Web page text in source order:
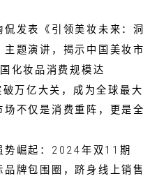
发表《引领美妆未来：洞
题演讲，揭示中国美妆市
化妆品消费规模达
万亿大关，成为全球最大
不仅是消费重阵，更是全
势崛起：2024年双11期
牌包围圈，跻身线上销售